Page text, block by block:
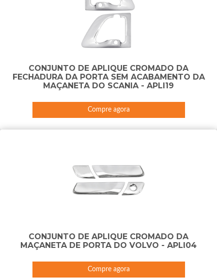
CONJUNTO DE APLIQUE CROMADO DA
FECHADURA DA PORTA SEM ACABAMENTO DA
MAÇANETA DO SCANIA - APLI19
Compre agora
CONJUNTO DE APLIQUE CROMADO DA
MAÇANETA DE PORTA DO VOLVO - APLI04
Compre agora